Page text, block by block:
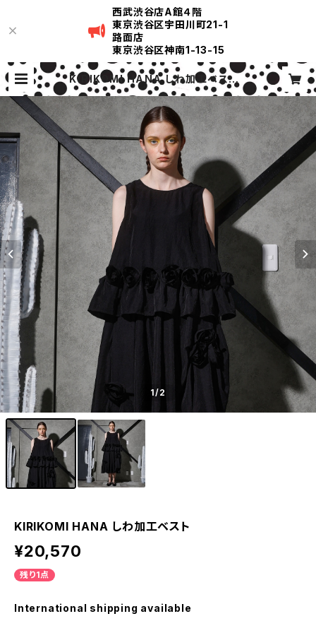
西武渋谷店A館４階
東京渋谷区宇田川町21-1
路面店
東京渋谷区神南1-13-15
KIRIKOMI HANA しわ加工ベスト |
KIRIKOMI
1/2
KIRIKOMI HANA しわ加工ベスト
¥20,570
残り1点
International shipping available